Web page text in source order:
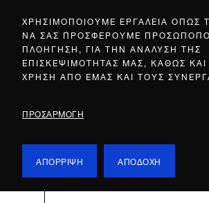
ΧΡΗΣΙΜΟΠΟΙΟΥΜΕ ΕΡΓΑΛΕΙΑ ΟΠΩΣ
ΝΑ ΣΑΣ ΠΡΟΣΦΕΡΟΥΜΕ
ΠΛΟΗΓΗΣΗ, ΓΙΑ ΤΗΝ ΑΝΑΛΥΣΗ ΤΗΣ
ΕΠΙΣΚΕΨΙΜΟΤΗΤΑΣ ΜΑΣ, ΚΑΘΩΣ ΚΑΙ
ΧΡΗΣΗ ΑΠΟ ΕΜΑΣ ΚΑΙ ΤΟΥΣ
ΠΡΟΣΑΡΜΟΓΗ
ΑΠΟΡΡΙΨΗ ΑΠΟΔΟΧΗ